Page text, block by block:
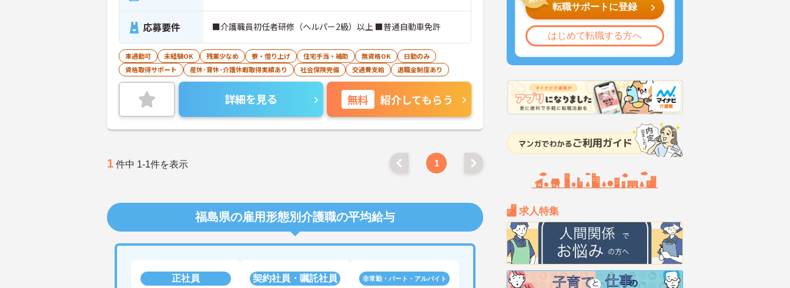
転職サポートに登録
はじめて転職する方へ
求人特集
応募要件 ■介護職員初任者研修（ヘルパー2級）以上 ■普通自動車免許
車通勤可 未経験OK 残業少なめ 寮・借り上げ 住宅手当・補助 無資格OK
日勤のみ
資格取得サポート
産休･育休･介護休暇取得実績あり 社会保険完備 交通費支給 退職金制度あり
詳細を見る 無料 紹介してもらう
1 件中 1-1件を表示 1
福島県の雇用形態別介護職の平均給与
正社員 契約社員・嘱託社員 非常勤・パート・アルバイト